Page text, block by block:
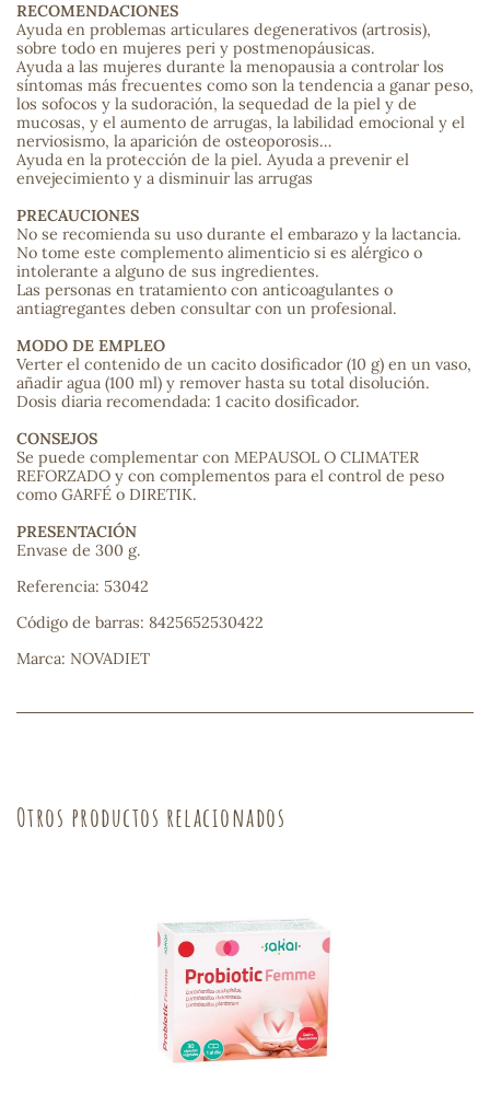
RECOMENDACIONES
Ayuda en problemas articulares degenerativos (artrosis),
sobre todo en mujeres peri y postmenopáusicas.
Ayuda a las mujeres durante la menopausia a controlar los
síntomas más frecuentes como son la tendencia a ganar peso,
los sofocos y la sudoración, la sequedad de la piel y de
mucosas, y el aumento de arrugas, la labilidad emocional y el
nerviosismo, la aparición de osteoporosis…
Ayuda en la protección de la piel. Ayuda a prevenir el
envejecimiento y a disminuir las arrugas
PRECAUCIONES
No se recomienda su uso durante el embarazo y la lactancia.
No tome este complemento alimenticio si es alérgico o
intolerante a alguno de sus ingredientes.
Las personas en tratamiento con anticoagulantes o
antiagregantes deben consultar con un profesional.
MODO DE EMPLEO
Verter el contenido de un cacito dosificador (10 g) en un vaso,
añadir agua (100 ml) y remover hasta su total disolución.
Dosis diaria recomendada: 1 cacito dosificador.
CONSEJOS
Se puede complementar con MEPAUSOL O CLIMATER
REFORZADO y con complementos para el control de peso
como GARFÉ o DIRETIK.
PRESENTACIÓN
Envase de 300 g.
Referencia: 53042
Código de barras: 8425652530422
Marca: NOVADIET
Otros productos relacionados